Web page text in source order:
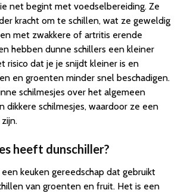
net begint met voedselbereiding. Ze
kracht om te schillen, wat ze geweldig
met zwakkere of artritis erende
hebben dunne schillers een kleiner
risico dat je je snijdt kleiner is en
en groenten minder snel beschadigen.
schilmesjes over het algemeen
dikkere schilmesjes, waardoor ze een
heeft dunschiller?
keuken gereedschap dat gebruikt
van groenten en fruit. Het is een